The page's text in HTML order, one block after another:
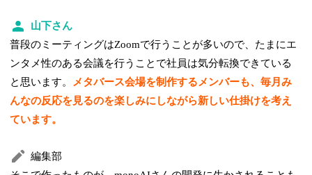
山下さん
普段のミーティングはZoomで行うことが多いので、たまにエ
ンタメ性のある会議を行うことで社員は気分転換できている
と思います。
メタバース会場を制作するメンバーも、毎月み
んなの反応を見るのを楽しみにしながら新しい仕掛けを考え
ています。
編集部